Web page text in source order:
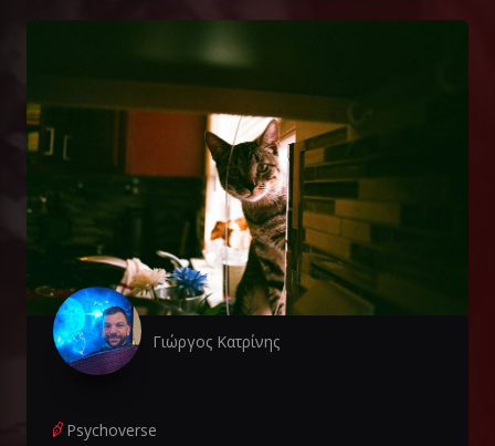
Γιώργος Κατρίνης
Psychoverse